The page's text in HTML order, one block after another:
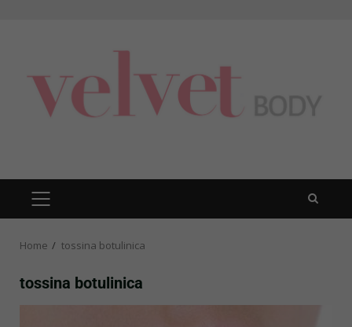
PRIMARY
MENU
Home tossina botulinica
tossina botulinica